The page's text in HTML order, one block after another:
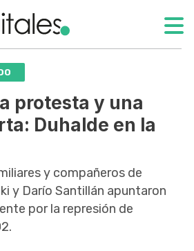
protesta y una
Duhalde en la
y compañeros de
y Darío Santillán apuntaron
por la represión de